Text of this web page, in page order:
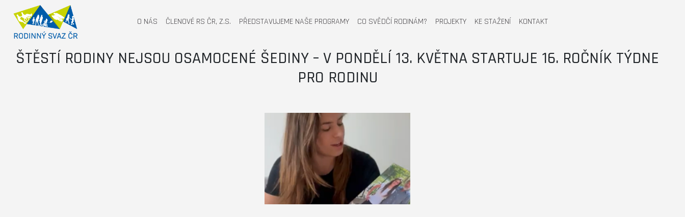
O NÁS ČLENOVÉ RS ČR, Z.S. PŘEDSTAVUJEME NAŠE PROGRAMY CO SVĚDČÍ RODINÁM? PROJEKTY KE STAŽENÍ KONTAKT
ŠTĚSTÍ RODINY NEJSOU OSAMOCENÉ ŠEDINY – V PONDĚLÍ 13. KVĚTNA STARTUJE 16. ROČNÍK TÝDNE
PRO RODINU